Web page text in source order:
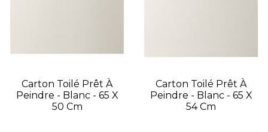
Carton Toilé Prêt À
Peindre - Blanc - 65 X
50 Cm
Carton Toilé Prêt À
Peindre - Blanc - 65 X
54 Cm